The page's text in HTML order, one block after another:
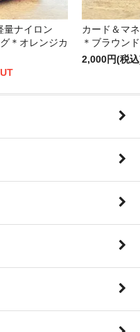
量ナイロン
＊オレンジカ
カード＆マ
＊ブラウン
2,000円(税